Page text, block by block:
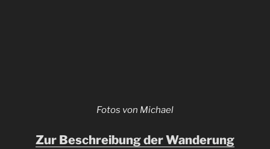
Fotos von Michael
Zur Beschreibung der Wanderung